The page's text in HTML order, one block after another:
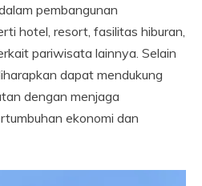
pembangunan
hotel, resort, fasilitas hiburan,
pariwisata lainnya. Selain
dapat mendukung
dengan menjaga
ekonomi dan